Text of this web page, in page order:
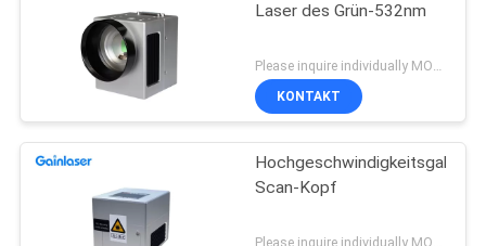
Laser des Grün-532nm
Please inquire individually MOQ:1
KONTAKT
Hochgeschwindigkeitsgalvo-
Scan-Kopf